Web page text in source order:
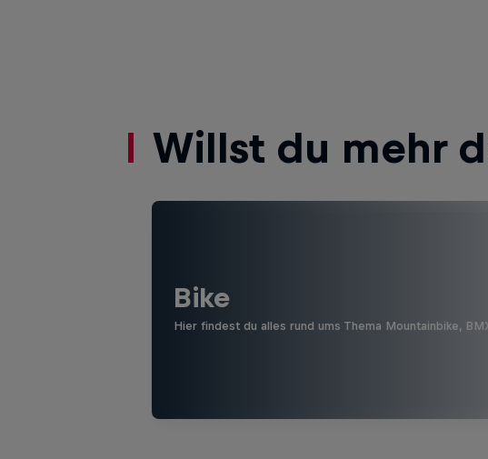
Willst du mehr
Bike
Hier findest du alles rund ums Thema Mountainbike,